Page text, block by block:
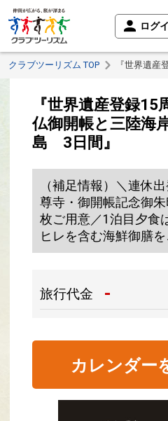
ログ
クラブツーリズム TOP 『世界遺
『世界遺産登録15
仏御開帳と三陸海
島 3日間』
（補足情報）＼連休
尊寺・御開帳記念御
枚ご用意／1泊目夕食
ヒレを含む海鮮御膳
旅行代金 -
カレンダー